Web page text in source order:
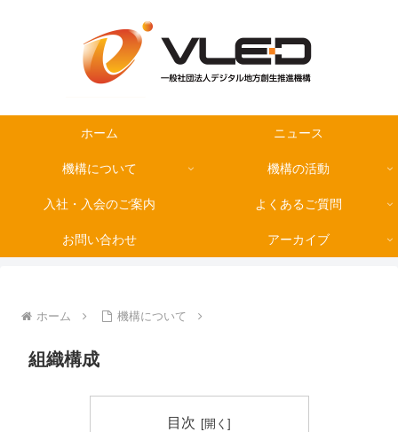
ホーム ニュース
機構について 機構の活動
入社・入会のご案内 よくあるご質問
お問い合わせ アーカイブ
ホーム 機構について
組織構成
目次